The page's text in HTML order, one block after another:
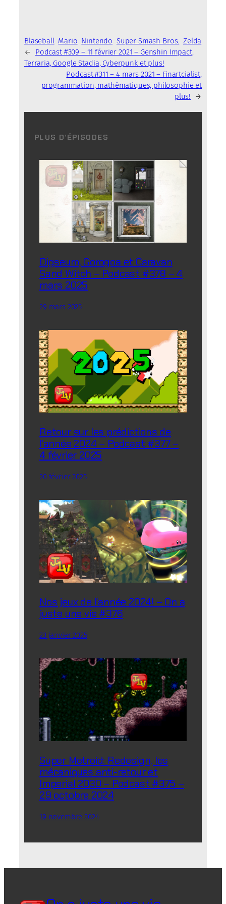
Blaseball Mario Nintendo Super Smash Bros. Zelda
←
Podcast #309 – 11 février 2021 – Genshin Impact,
Terraria, Google Stadia, Cyberpunk et plus!
Podcast #311 – 4 mars 2021 – Finartcialist,
programmation, mathématiques, philosophie et
plus!
→
PLUS D’ÉPISODES
Digseum, Gorogoa et Caravan
Sand Witch – Podcast #378 – 4
mars 2025
29 mars 2025
Retour sur les prédictions de
l’année 2024 – Podcast #377 –
4 février 2025
20 février 2025
Nos jeux de l’année 2024! – On a
juste une vie #376
23 janvier 2025
Super Metroid: Redesign, les
mécaniques anti-retour et
Imperial 2030 – Podcast #375 –
29 octobre 2024
19 novembre 2024